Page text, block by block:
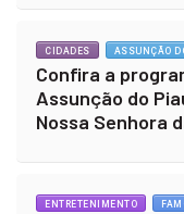
CIDADES ASSUNÇÃO
Confira a
Assunção do
Nossa Senhora
ENTRETENIMENTO